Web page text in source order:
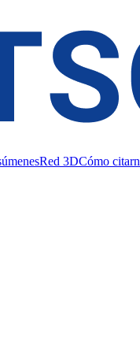
Red 3DCómo